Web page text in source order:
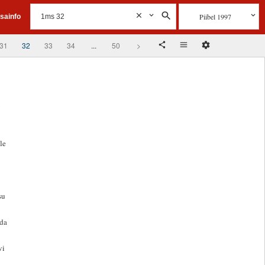
Piibel 1997
31 32 33 34 ... 50 >